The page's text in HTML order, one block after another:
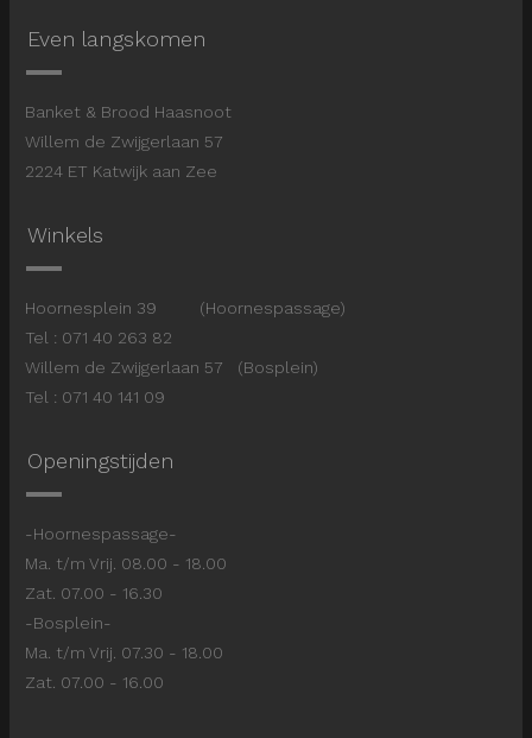
Even langskomen
Banket & Brood Haasnoot
Willem de Zwijgerlaan 57
2224 ET Katwijk aan Zee
Winkels
Hoornesplein 39 (Hoornespassage)
Tel : 071 40 263 82
Willem de Zwijgerlaan 57 (Bosplein)
Tel : 071 40 141 09
Openingstijden
-Hoornespassage-
Ma. t/m Vrij. 08.00 - 18.00
Zat. 07.00 - 16.30
-Bosplein-
Ma. t/m Vrij. 07.30 - 18.00
Zat. 07.00 - 16.00